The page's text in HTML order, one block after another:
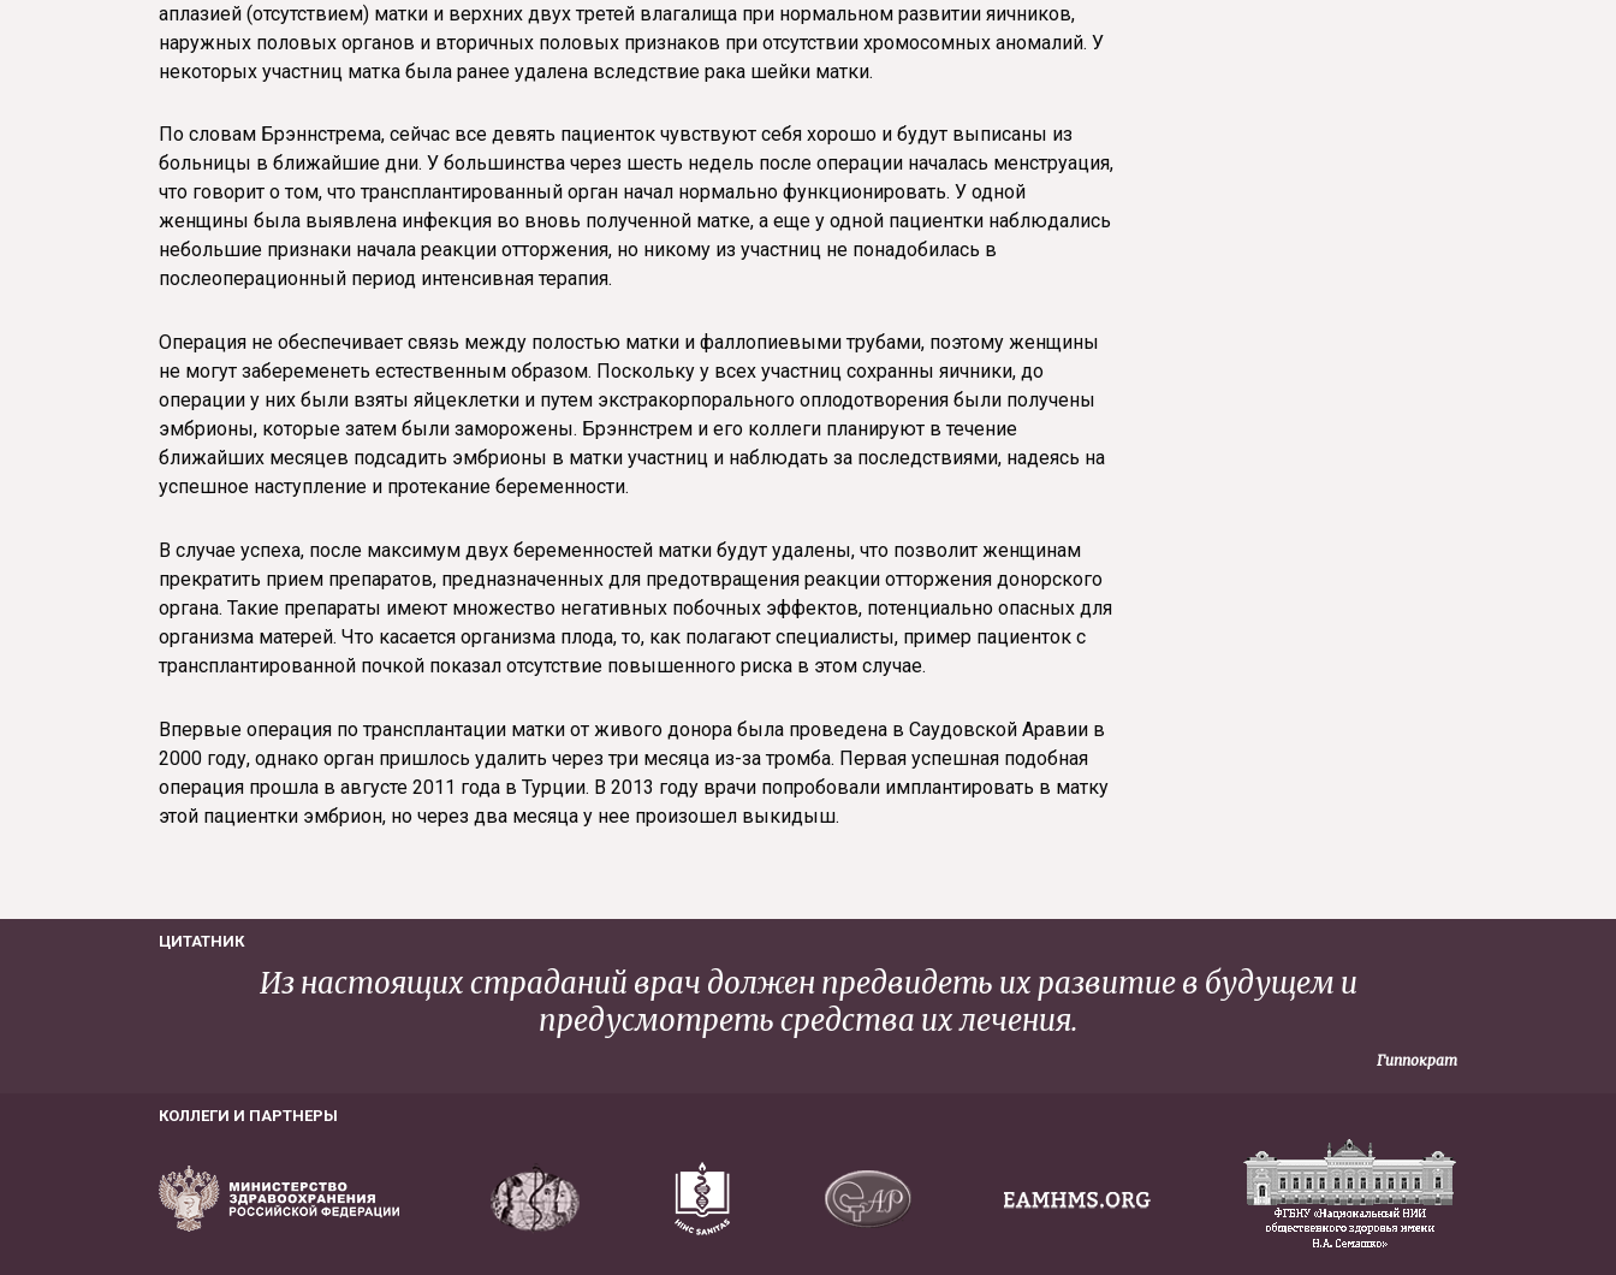
аплазией (отсутствием) матки и верхних двух третей влагалища при нормальном развитии яичников,
наружных половых органов и вторичных половых признаков при отсутствии хромосомных аномалий. У
некоторых участниц матка была ранее удалена вследствие рака шейки матки.
По словам Брэннстрема, сейчас все девять пациенток чувствуют себя хорошо и будут выписаны из
больницы в ближайшие дни. У большинства через шесть недель после операции началась менструация,
что говорит о том, что трансплантированный орган начал нормально функционировать. У одной
женщины была выявлена инфекция во вновь полученной матке, а еще у одной пациентки наблюдались
небольшие признаки начала реакции отторжения, но никому из участниц не понадобилась в
послеоперационный период интенсивная терапия.
Операция не обеспечивает связь между полостью матки и фаллопиевыми трубами, поэтому женщины
не могут забеременеть естественным образом. Поскольку у всех участниц сохранны яичники, до
операции у них были взяты яйцеклетки и путем экстракорпорального оплодотворения были получены
эмбрионы, которые затем были заморожены. Брэннстрем и его коллеги планируют в течение
ближайших месяцев подсадить эмбрионы в матки участниц и наблюдать за последствиями, надеясь на
успешное наступление и протекание беременности.
В случае успеха, после максимум двух беременностей матки будут удалены, что позволит женщинам
прекратить прием препаратов, предназначенных для предотвращения реакции отторжения донорского
органа. Такие препараты имеют множество негативных побочных эффектов, потенциально опасных для
организма матерей. Что касается организма плода, то, как полагают специалисты, пример пациенток с
трансплантированной почкой показал отсутствие повышенного риска в этом случае.
Впервые операция по трансплантации матки от живого донора была проведена в Саудовской Аравии в
2000 году, однако орган пришлось удалить через три месяца из-за тромба. Первая успешная подобная
операция прошла в августе 2011 года в Турции. В 2013 году врачи попробовали имплантировать в матку
этой пациентки эмбрион, но через два месяца у нее произошел выкидыш.
ЦИТАТНИК
Из настоящих страданий врач должен предвидеть их развитие в будущем и
предусмотреть средства их лечения.
Гиппократ
КОЛЛЕГИ И ПАРТНЕРЫ